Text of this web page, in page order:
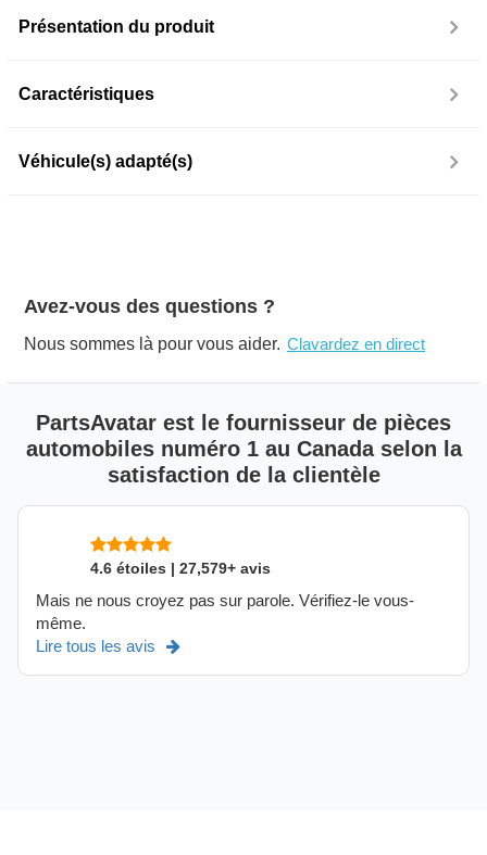
Présentation du produit
Caractéristiques
Véhicule(s) adapté(s)
Avez-vous des questions ?
Nous sommes là pour vous aider. Clavardez en direct
PartsAvatar est le fournisseur de pièces
automobiles numéro 1 au Canada selon la
satisfaction de la clientèle
4.6 étoiles | 27,579+ avis
Mais ne nous croyez pas sur parole. Vérifiez-le vous-
même.
Lire tous les avis